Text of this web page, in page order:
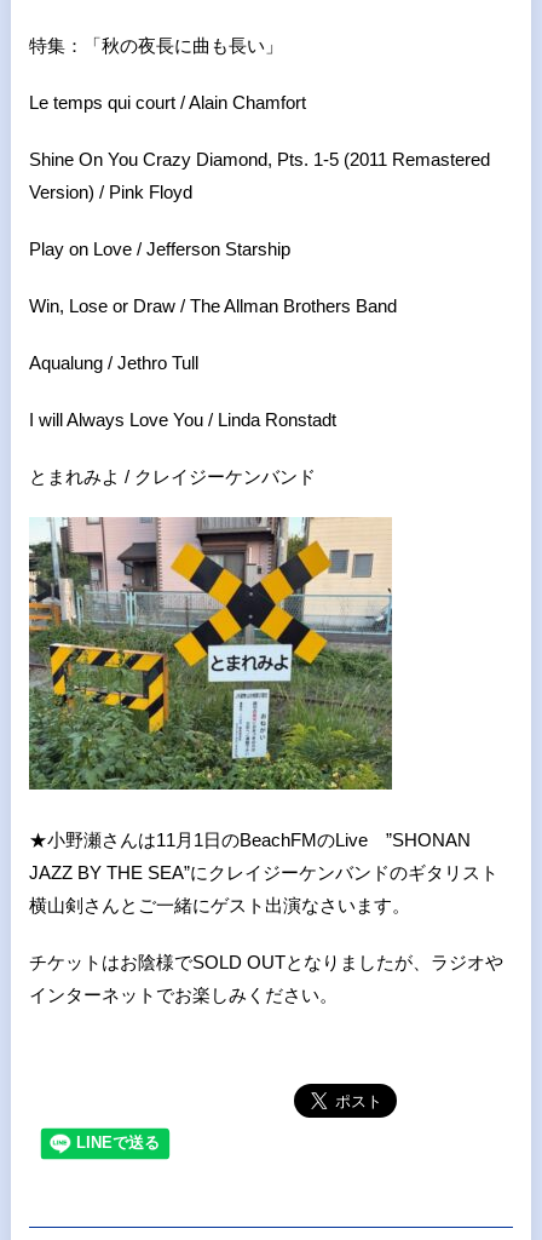
特集：「秋の夜長に曲も長い」
Le temps qui court / Alain Chamfort
Shine On You Crazy Diamond, Pts. 1-5 (2011 Remastered
Version) / Pink Floyd
Play on Love / Jefferson Starship
Win, Lose or Draw / The Allman Brothers Band
Aqualung / Jethro Tull
I will Always Love You / Linda Ronstadt
とまれみよ / クレイジーケンバンド
★小野瀬さんは11月1日のBeachFMのLive ”SHONAN
JAZZ BY THE SEA”にクレイジーケンバンドのギタリスト
横山剣さんとご一緒にゲスト出演なさいます。
チケットはお陰様でSOLD OUTとなりましたが、ラジオや
インターネットでお楽しみください。